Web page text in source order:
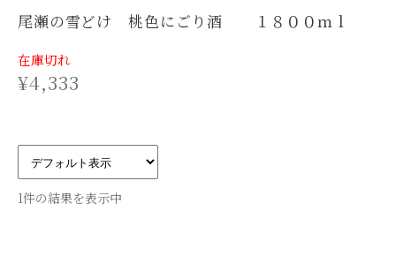
尾瀬の雪どけ 桃色にごり酒 １８００ｍｌ
在庫切れ
¥4,333
1件の結果を表示中